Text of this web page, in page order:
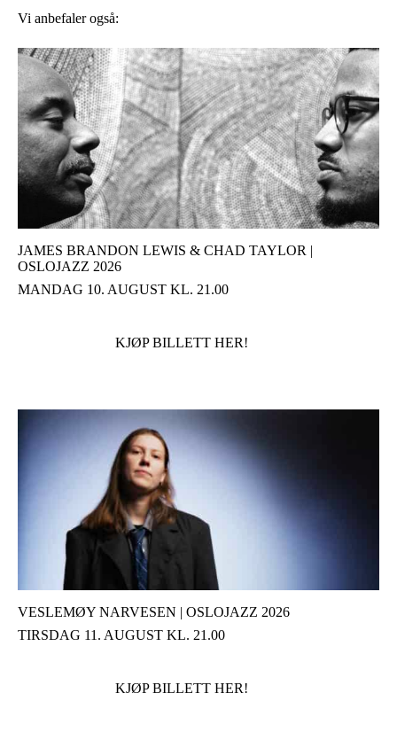
Vi anbefaler også:
JAMES BRANDON LEWIS & CHAD TAYLOR |
OSLOJAZZ 2026
MANDAG 10. AUGUST KL. 21.00
KJØP BILLETT HER!
VESLEMØY NARVESEN | OSLOJAZZ 2026
TIRSDAG 11. AUGUST KL. 21.00
KJØP BILLETT HER!